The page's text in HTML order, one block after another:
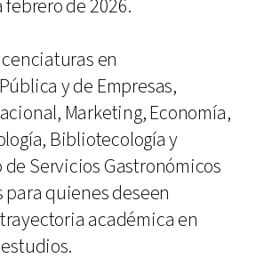
de 2026.
en
y de Empresas,
Marketing, Economía,
Bibliotecología y
Servicios Gastronómicos
para quienes deseen
académica en